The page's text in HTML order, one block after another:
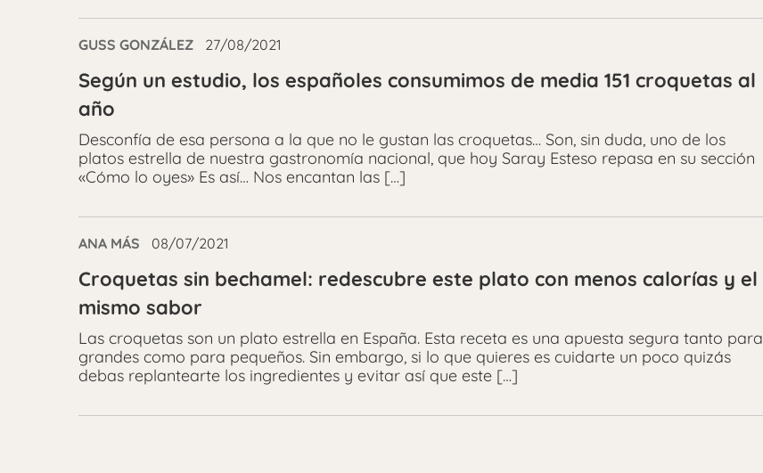
GUSS GONZÁLEZ 27/08/2021
Según un estudio, los españoles consumimos de media 151 croquetas al
año
Desconfía de esa persona a la que no le gustan las croquetas… Son, sin duda, uno de los
platos estrella de nuestra gastronomía nacional, que hoy Saray Esteso repasa en su sección
«Cómo lo oyes» Es así… Nos encantan las […]
ANA MÁS 08/07/2021
Croquetas sin bechamel: redescubre este plato con menos calorías y el
mismo sabor
Las croquetas son un plato estrella en España. Esta receta es una apuesta segura tanto para
grandes como para pequeños. Sin embargo, si lo que quieres es cuidarte un poco quizás
debas replantearte los ingredientes y evitar así que este […]